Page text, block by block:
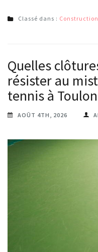
Classé dans : Construction
Quelles
résister au
tennis à
AOÛT 4TH, 2026